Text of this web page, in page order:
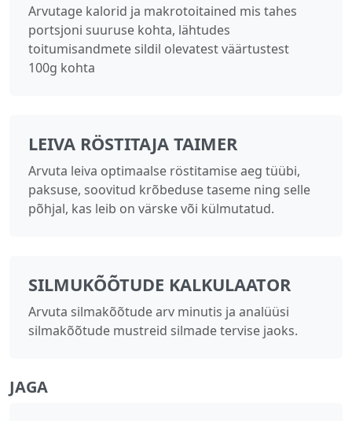
Arvutage kalorid ja makrotoitained mis tahes
portsjoni suuruse kohta, lähtudes
toitumisandmete sildil olevatest väärtustest
100g kohta
LEIVA RÖSTITAJA TAIMER
Arvuta leiva optimaalse röstitamise aeg tüübi,
paksuse, soovitud krõbeduse taseme ning selle
põhjal, kas leib on värske või külmutatud.
SILMUKÕÕTUDE KALKULAATOR
Arvuta silmakõõtude arv minutis ja analüüsi
silmakõõtude mustreid silmade tervise jaoks.
JAGA